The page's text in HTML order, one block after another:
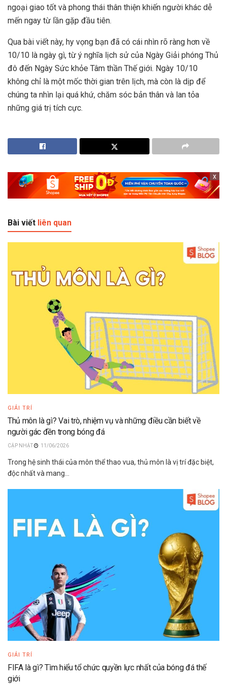
ngoại giao tốt và phong thái thân thiện khiến người khác dễ
mến ngay từ lần gặp đầu tiên.
Qua bài viết này, hy vọng bạn đã có cái nhìn rõ ràng hơn về
10/10 là ngày gì, từ ý nghĩa lịch sử của Ngày Giải phóng Thủ
đô đến Ngày Sức khỏe Tâm thần Thế giới. Ngày 10/10
không chỉ là một mốc thời gian trên lịch, mà còn là dịp để
chúng ta nhìn lại quá khứ, chăm sóc bản thân và lan tỏa
những giá trị tích cực.
x
Bài viết liên quan
GIẢI TRÍ
Thủ môn là gì? Vai trò, nhiệm vụ và những điều cần biết về
người gác đền trong bóng đá
11/06/2026
Trong hệ sinh thái của môn thể thao vua, thủ môn là vị trí đặc biệt,
độc nhất và mang...
GIẢI TRÍ
FIFA là gì? Tìm hiểu tổ chức quyền lực nhất của bóng đá thế
giới